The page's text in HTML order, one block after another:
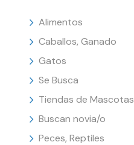
Alimentos
Caballos, Ganado
Gatos
Se Busca
Tiendas de Mascotas
Buscan novia/o
Peces, Reptiles